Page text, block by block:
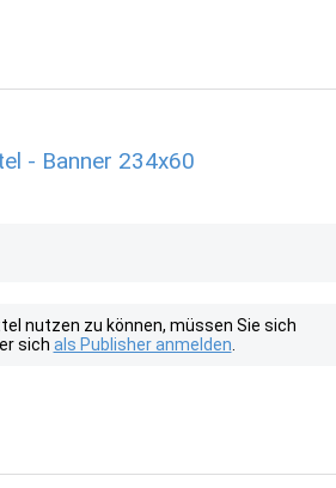
- Banner 234x60
nutzen zu können, müssen Sie sich
sich als Publisher anmelden